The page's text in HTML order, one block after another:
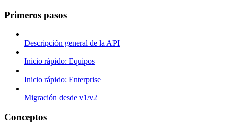
Primeros pasos
Descripción general de la API
Inicio rápido: Equipos
Inicio rápido: Enterprise
Migración desde v1/v2
Conceptos